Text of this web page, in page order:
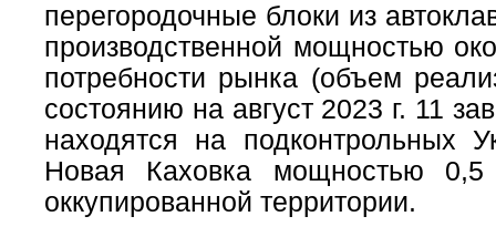
перегородочные блоки из
производственной мощностью
потребности рынка (объем
состоянию на август 2023 г. 11
находятся на подконтрольных
Новая Каховка мощностью
оккупированной территории.